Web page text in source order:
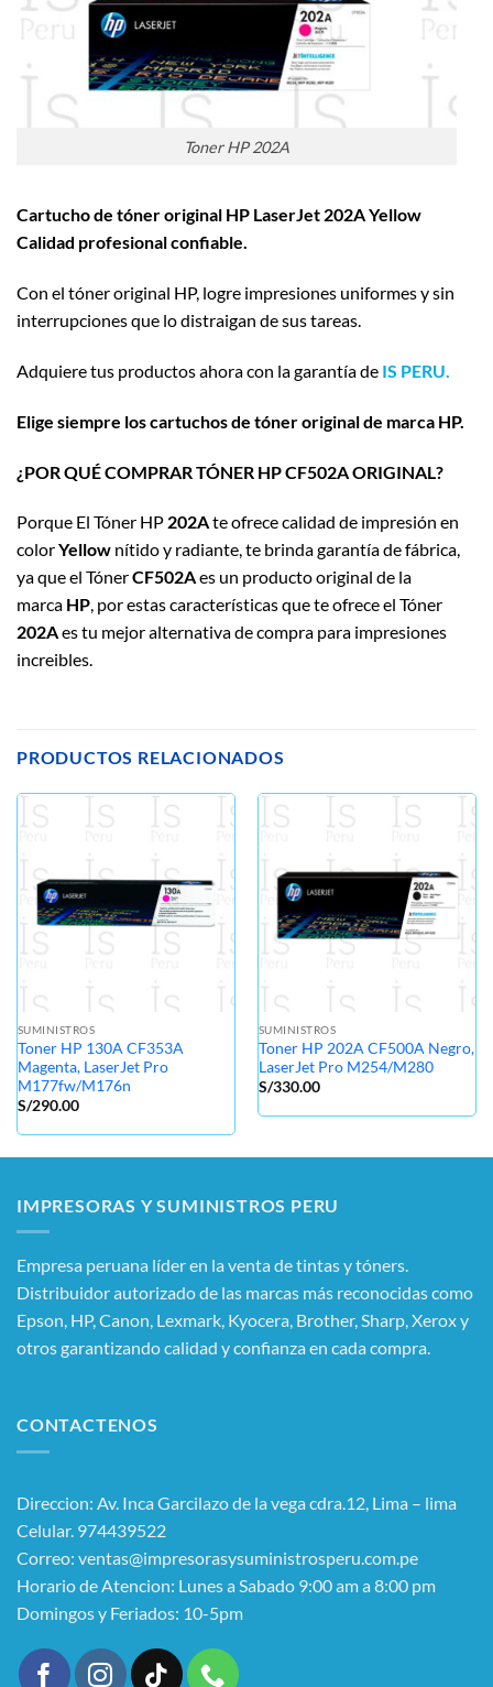
Toner HP 202A
Cartucho de tóner original HP LaserJet 202A Yellow
Calidad profesional confiable.
Con el tóner original HP, logre impresiones uniformes y sin
interrupciones que lo distraigan de sus tareas.
Adquiere tus productos ahora con la garantía de IS PERU.
Elige siempre los cartuchos de tóner original de marca HP.
¿POR QUÉ COMPRAR TÓNER HP CF502A ORIGINAL?
Porque El Tóner HP 202Ate ofrece calidad de impresión en
colorYellow nítido y radiante, te brinda garantía de fábrica,
ya que el TónerCF502Aes un producto original de la
marca HP, por estas características que te ofrece el Tóner
202Aes tu mejor alternativa de compra para impresiones
increibles.
PRODUCTOS RELACIONADOS
SUMINISTROS
Toner HP 130A CF353A
Magenta, LaserJet Pro
M177fw/M176n
S/290.00
SUMINISTROS
Toner HP 202A CF500A Negro,
LaserJet Pro M254/M280
S/330.00
IMPRESORAS Y SUMINISTROS PERU
Empresa peruana líder en la venta de tintas y tóners.
Distribuidor autorizado de las marcas más reconocidas como
Epson, HP, Canon, Lexmark, Kyocera, Brother, Sharp, Xerox y
otros garantizando calidad y confianza en cada compra.
CONTACTENOS
Direccion: Av. Inca Garcilazo de la vega cdra.12, Lima – lima
Celular. 974439522
Correo: ventas@impresorasysuministrosperu.com.pe
Horario de Atencion: Lunes a Sabado 9:00 am a 8:00 pm
Domingos y Feriados: 10-5pm